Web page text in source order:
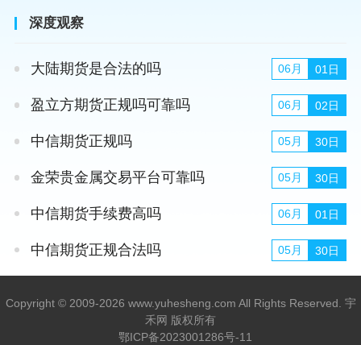
深度观察
大陆期货是合法的吗 06月 01日
盈立方期货正规吗可靠吗 06月 02日
中信期货正规吗 05月 30日
金荣贵金属交易平台可靠吗 05月 30日
中信期货手续费高吗 06月 01日
中信期货正规合法吗 05月 30日
Copyright © 2009-2026 www.yuhesheng.com All Rights Reserved. 宇
禾网 版权所有
鄂ICP备2023001286号-11